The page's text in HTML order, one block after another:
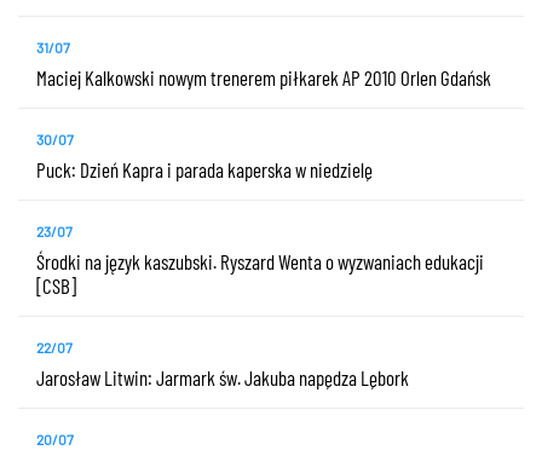
31/07
Maciej Kalkowski nowym trenerem piłkarek AP 2010 Orlen Gdańsk
30/07
Puck: Dzień Kapra i parada kaperska w niedzielę
23/07
Środki na język kaszubski. Ryszard Wenta o wyzwaniach edukacji
[CSB]
22/07
Jarosław Litwin: Jarmark św. Jakuba napędza Lębork
20/07